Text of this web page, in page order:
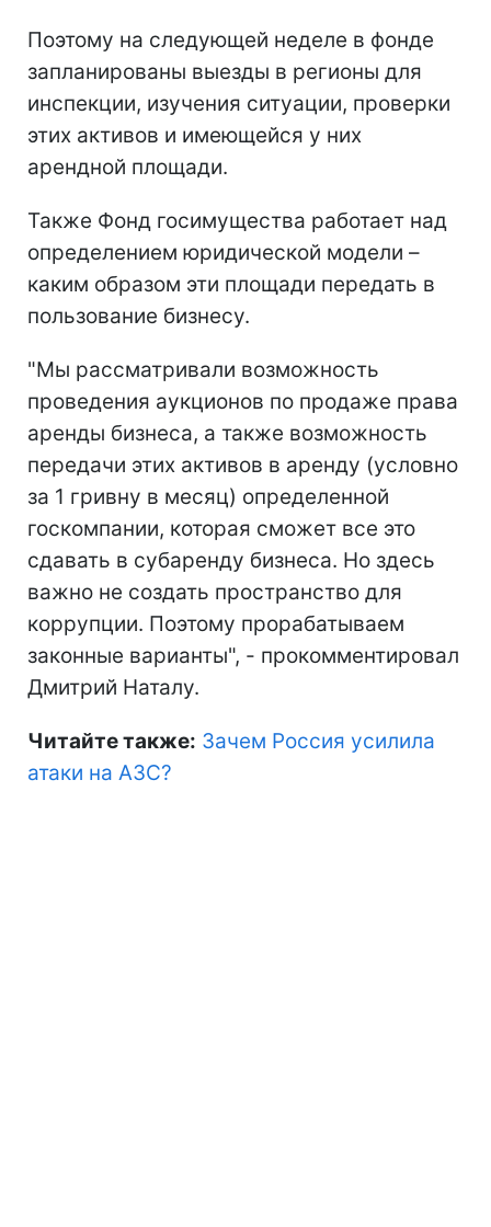
Поэтому на следующей неделе в фонде
запланированы выезды в регионы для
инспекции, изучения ситуации, проверки
этих активов и имеющейся у них
арендной площади.
Также Фонд госимущества работает над
определением юридической модели –
каким образом эти площади передать в
пользование бизнесу.
"Мы рассматривали возможность
проведения аукционов по продаже права
аренды бизнеса, а также возможность
передачи этих активов в аренду (условно
за 1 гривну в месяц) определенной
госкомпании, которая сможет все это
сдавать в субаренду бизнеса. Но здесь
важно не создать пространство для
коррупции. Поэтому прорабатываем
законные варианты", - прокомментировал
Дмитрий Наталу.
Читайте также: Зачем Россия усилила
атаки на АЗС?